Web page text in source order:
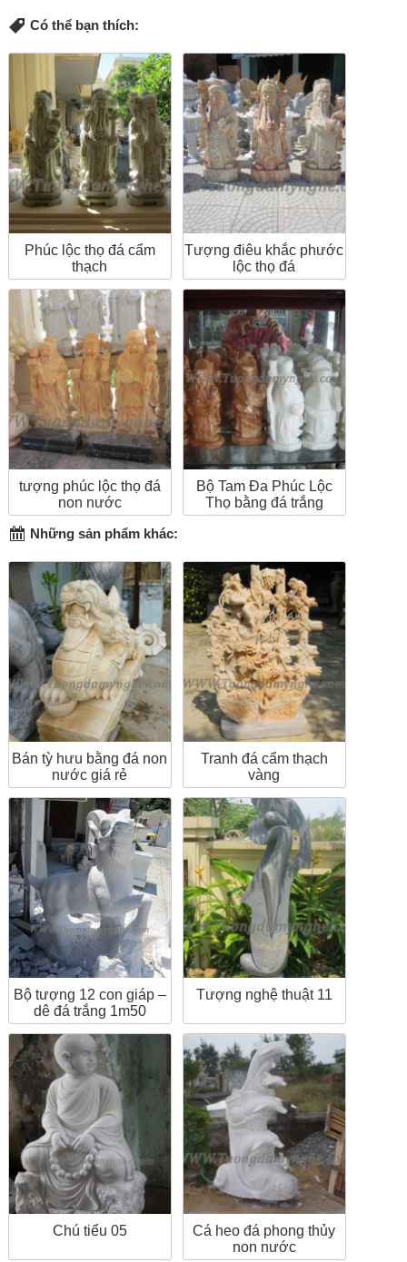
Có thể bạn thích:
Phúc lộc thọ đá cẩm
thạch
Tượng điêu khắc phước
lộc thọ đá
tượng phúc lộc thọ đá
non nước
Bộ Tam Đa Phúc Lộc
Thọ bằng đá trắng
Những sản phẩm khác:
Bán tỳ hưu bằng đá non
nước giá rẻ
Tranh đá cẩm thạch
vàng
Bộ tượng 12 con giáp –
dê đá trắng 1m50
Tượng nghệ thuật 11
Chú tiểu 05
Cá heo đá phong thủy
non nước